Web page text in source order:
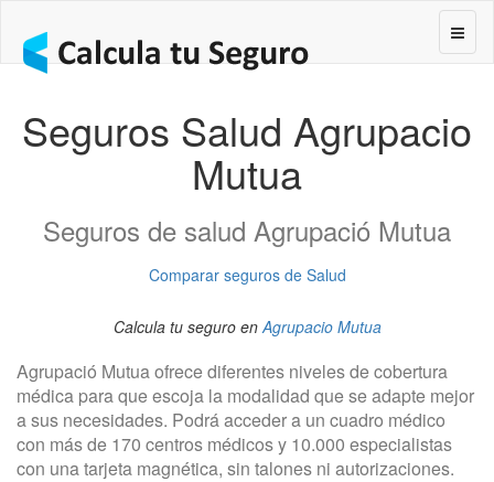
Seguros Salud Agrupacio
Mutua
Seguros de salud Agrupació Mutua
Comparar seguros de Salud
Calcula tu seguro enAgrupacio Mutua
Agrupació Mutua ofrece diferentes niveles de cobertura
médica para que escoja la modalidad que se adapte mejor
a sus necesidades. Podrá acceder a un cuadro médico
con más de 170 centros médicos y 10.000 especialistas
con una tarjeta magnética, sin talones ni autorizaciones.